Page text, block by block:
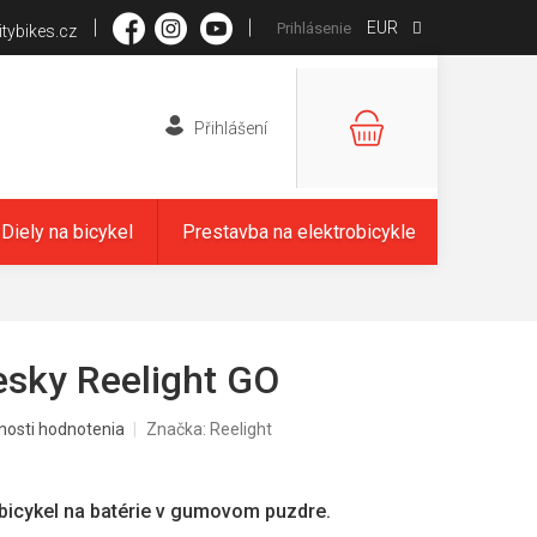
EUR
Prihlásenie
NÁKUPNÝ
Diely na bicykel Prestavba na elektrobicykle
na batérie v gumovom puzdre.
Reelight GO
hodnotenia Značka: Reelight